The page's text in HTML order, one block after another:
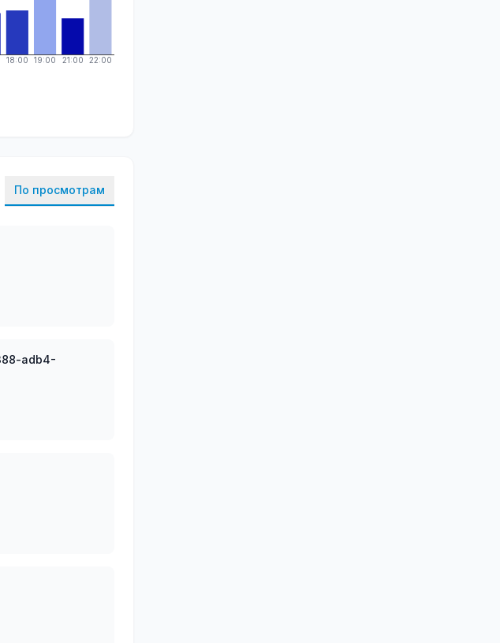
18:00 19:00 21:00 22:00
По просмотрам